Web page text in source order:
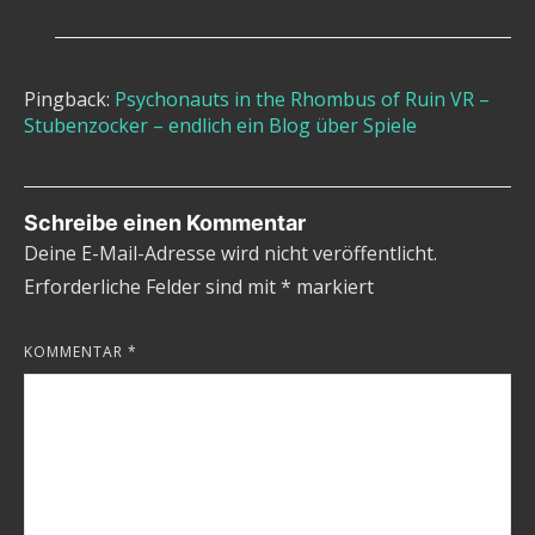
Pingback: Psychonauts in the Rhombus of Ruin VR –
Stubenzocker – endlich ein Blog über Spiele
Schreibe einen Kommentar
Deine E-Mail-Adresse wird nicht veröffentlicht.
Erforderliche Felder sind mit* markiert
KOMMENTAR *